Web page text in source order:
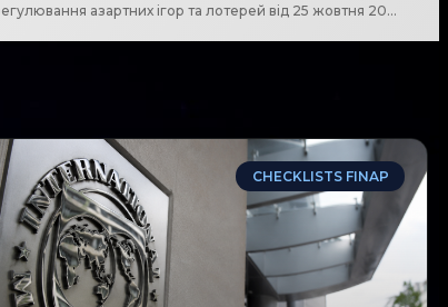
Про набрання чинності рішення Комісії з регулювання азартних ігор та лотерей від 25 жовтня 2021 року
CHECKLISTS FINAP